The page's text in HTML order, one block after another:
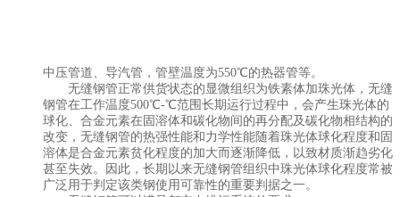
中压管道、导汽管，管壁温度为550℃的热器管等。
无缝钢管正常供货状态的显微组织为铁素体加珠光体，无缝
钢管在工作温度500℃-℃范围长期运行过程中，会产生珠光体的
球化、合金元素在固溶体和碳化物间的再分配及碳化物相结构的
改变，无缝钢管的热强性能和力学性能随着珠光体球化程度和固
溶体是合金元素贫化程度的加大而逐渐降低，以致材质渐趋劣化
甚至失效。因此，长期以来无缝钢管组织中珠光体球化程度常被
广泛用于判定该类钢使用可靠性的重要判据之一。